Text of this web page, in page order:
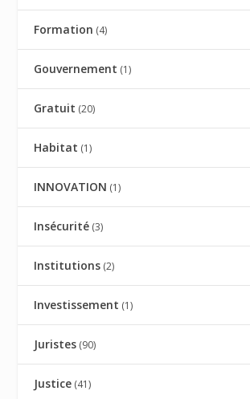
Formation (4)
Gouvernement (1)
Gratuit (20)
Habitat (1)
INNOVATION (1)
Insécurité (3)
Institutions (2)
Investissement (1)
Juristes (90)
Justice (41)